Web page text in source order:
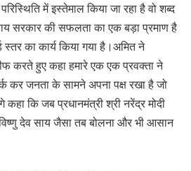
में इस्तेमाल किया जा रहा है वो शब्द
सरकार की सफलता का एक बड़ा प्रमाण है
स्तर का कार्य किया गया है।अमित ने
करते हुए कहा हमारे एक एक प्रवक्ता ने
कर जनता के सामने अपना पक्ष रखा है जो
कि जब प्रधानमंत्री श्री नरेंद्र मोदी
देव साय जैसा तब बोलना और भी आसान